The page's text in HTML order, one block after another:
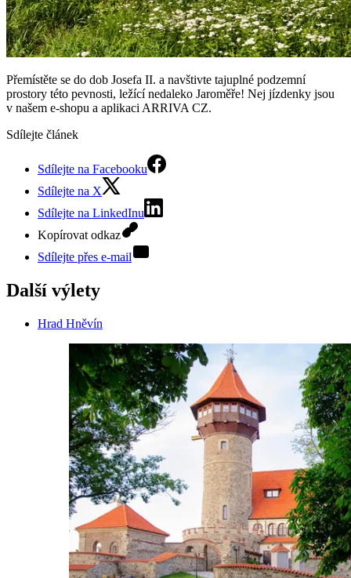
Přemístěte se do dob Josefa II. a navštivte tajuplné podzemní
prostory této pevnosti, ležící nedaleko Jaroměře! Nej jízdenky jsou
v našem e-shopu a aplikaci ARRIVA CZ.
Sdílejte článek
Sdílejte na Facebooku
Sdílejte na X
Sdílejte na LinkedInu
Kopírovat odkaz
Sdílejte přes e-mail
Další výlety
Hrad Hněvín